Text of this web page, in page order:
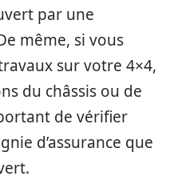
par une
même, si vous
sur votre 4×4,
du châssis ou de
de vérifier
d’assurance que